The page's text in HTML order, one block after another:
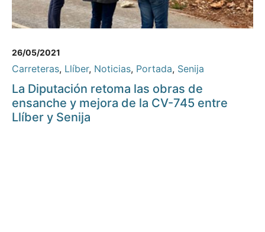
26/05/2021
Carreteras, Llíber, Noticias, Portada, Senija
La Diputación retoma las obras de
ensanche y mejora de la CV-745 entre
Llíber y Senija